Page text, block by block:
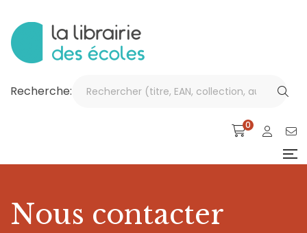
Recherche:
0
Nous contacter